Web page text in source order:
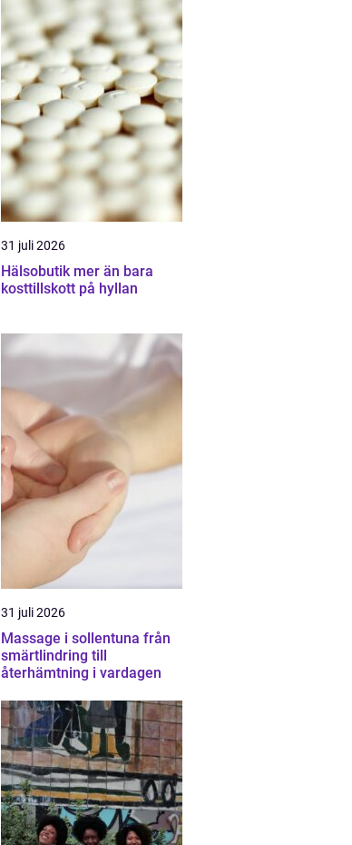
31 juli 2026
Hälsobutik mer än bara
kosttillskott på hyllan
31 juli 2026
Massage i sollentuna från
smärtlindring till
återhämtning i vardagen